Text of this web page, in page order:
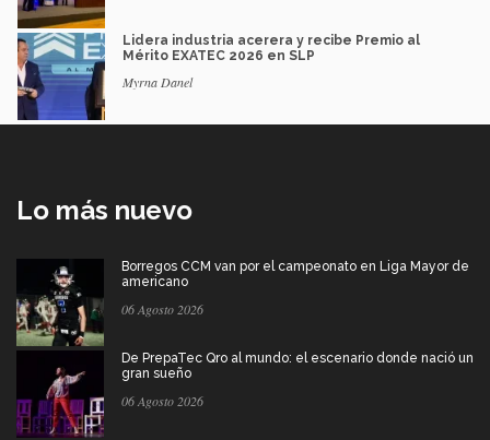
Lidera industria acerera y recibe Premio al
Mérito EXATEC 2026 en SLP
Myrna Danel
Lo más nuevo
Borregos CCM van por el campeonato en Liga Mayor de
americano
06 Agosto 2026
De PrepaTec Qro al mundo: el escenario donde nació un
gran sueño
06 Agosto 2026